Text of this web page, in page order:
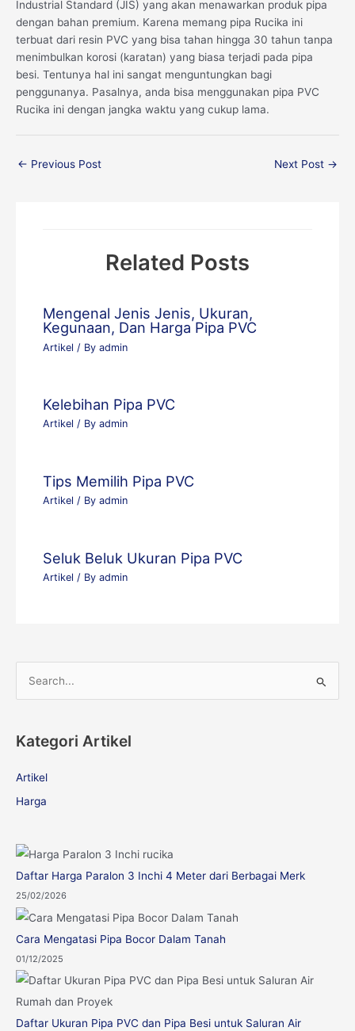
Industrial Standard (JIS) yang akan menawarkan produk pipa
dengan bahan premium. Karena memang pipa Rucika ini
terbuat dari resin PVC yang bisa tahan hingga 30 tahun tanpa
menimbulkan korosi (karatan) yang biasa terjadi pada pipa
besi. Tentunya hal ini sangat menguntungkan bagi
penggunanya. Pasalnya, anda bisa menggunakan pipa PVC
Rucika ini dengan jangka waktu yang cukup lama.
← Previous Post Next Post →
Related Posts
Mengenal Jenis Jenis, Ukuran,
Kegunaan, Dan Harga Pipa PVC
Artikel / Byadmin
Kelebihan Pipa PVC
Artikel / Byadmin
Tips Memilih Pipa PVC
Artikel / Byadmin
Seluk Beluk Ukuran Pipa PVC
Artikel / Byadmin
r
r
:
Kategori Artikel
Artikel
Harga
Daftar Harga Paralon 3 Inchi 4 Meter dari Berbagai Merk
25/02/2026
Cara Mengatasi Pipa Bocor Dalam Tanah
01/12/2025
Daftar Ukuran Pipa PVC dan Pipa Besi untuk Saluran Air